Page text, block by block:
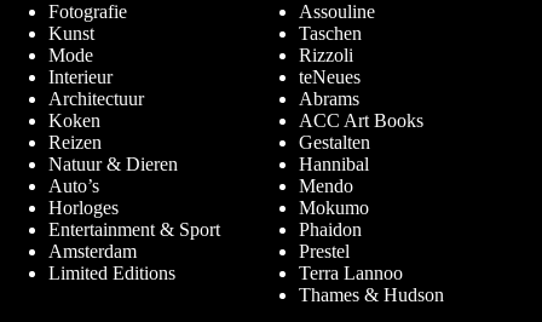
Fotografie
Kunst
Mode
Interieur
Architectuur
Koken
Reizen
Natuur & Dieren
Auto’s
Horloges
Entertainment & Sport
Amsterdam
Limited Editions
Assouline
Taschen
Rizzoli
teNeues
Abrams
ACC Art Books
Gestalten
Hannibal
Mendo
Mokumo
Phaidon
Prestel
Terra Lannoo
Thames & Hudson